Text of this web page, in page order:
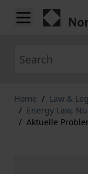
Skip to Content
Home / Law &
/ Energy Law,
/ Aktuelle